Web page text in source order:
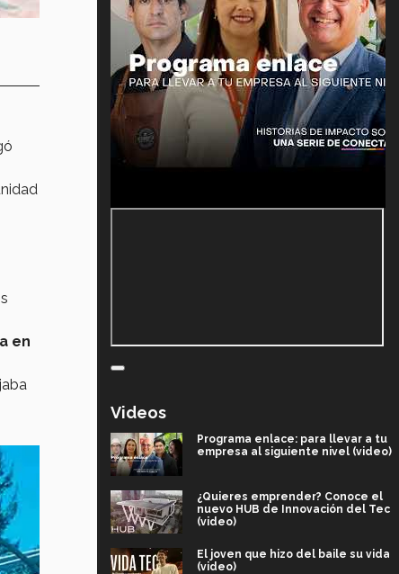
en
Videos
Programa enlace: para llevar a tu
empresa al siguiente nivel (video)
¿Quieres emprender? Conoce el
nuevo HUB de Innovación del Tec
(video)
El joven que hizo del baile su vida
(video)